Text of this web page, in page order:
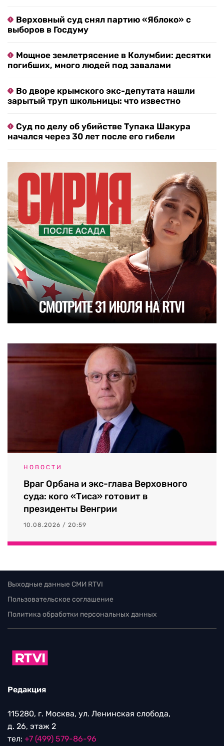
Верховный суд снял партию «Яблоко» с
выборов в Госдуму
Мощное землетрясение в Колумбии: десятки
погибших, много людей под завалами
Во дворе крымского экс-депутата нашли
зарытый труп школьницы: что известно
Суд по делу об убийстве Тупака Шакура
начался через 30 лет после его гибели
НОВОСТИ
Враг Орбана и экс-глава Верховного
суда: кого «Тиса» готовит в
президенты Венгрии
10.08.2026 / 20:59
Выходные данные СМИ RTVI
Пользовательское соглашение
Политика обработки персональных данных
Редакция
115280, г. Москва, ул. Ленинская слобода,
д. 26, этаж 2
тел: +7 (499) 579-86-96